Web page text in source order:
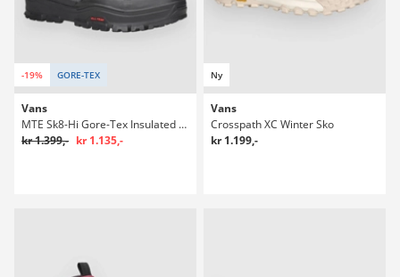
-19% GORE-TEX
Vans
MTE Sk8-Hi Gore-Tex Insulated Winter Sko
kr 1.399,- kr 1.135,-
Ny
Vans
Crosspath XC Winter Sko
kr 1.199,-